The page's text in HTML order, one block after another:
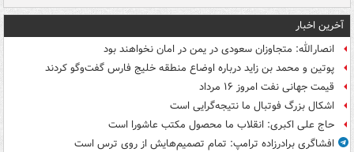
آخرین اخبار
انصارالله: متجاوزان سعودی در یمن در امان نخواهند بود
پوتین و محمد بن زاید درباره اوضاع منطقه خلیج فارس گفت‌وگو کردند
قیمت جهانی نفت امروز ۱۶ مرداد
اشکال بزرگ فوتبال ما نتیجه‌گرایی است
حاج علی اکبری: انقلاب ما محصول مکتب عاشورا است
افشاگری برادرزاده ترامپ: تمام تصمیم‌هایش از روی ترس است